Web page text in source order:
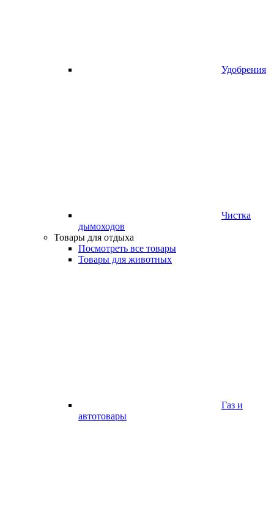
Удобрения
Чистка
дымоходов
Товары для отдыха
Посмотреть все товары
Товары для животных
Газ и
автотовары